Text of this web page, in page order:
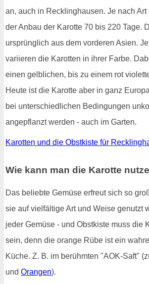
an, auch in Recklinghausen. Je nach
der Anbau der Karotte 70 bis 220 Tage.
ursprünglich aus dem vorderen Asien.
variieren die Karotten in ihrer Farbe.
einen gelblichen, bis zu einem rot
Heute ist die Karotte aber in ganz
bei unterschiedlichen Bedingungen
angepflanzt werden - auch im Garten.
Karotten und die Obstkiste für
Wie kann man die Karotte
Das beliebte Gemüse erfreut sich so
sie auf vielfältige Art und Weise genutzt
jeder Gemüse - und Obstkiste muss die
sein, denn die orange Rübe ist ein
Küche. Z. B. im berühmten "AOK-Saft"
und Orangen).